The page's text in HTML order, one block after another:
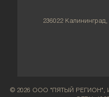
236022
© 2026 ООО "ПЯТЫЙ РЕГИОН",